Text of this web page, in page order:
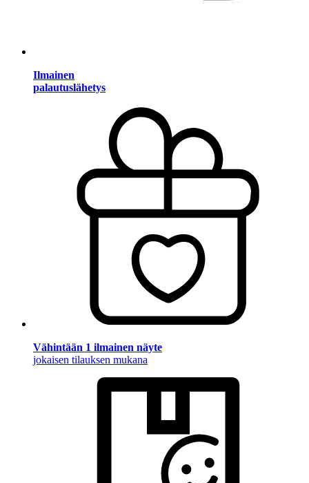
Ilmainen
palautuslähetys
Vähintään 1 ilmainen näyte
jokaisen tilauksen mukana